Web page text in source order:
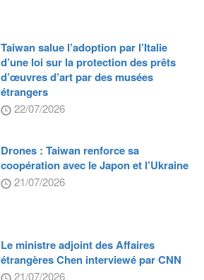
Taiwan salue l’adoption par l’Italie
d’une loi sur la protection des prêts
d’œuvres d’art par des musées
étrangers
22/07/2026
Drones : Taiwan renforce sa
coopération avec le Japon et l’Ukraine
21/07/2026
Le ministre adjoint des Affaires
étrangères Chen interviewé par CNN
21/07/2026